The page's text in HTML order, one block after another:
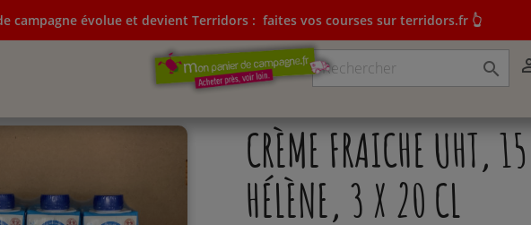
campagne évolue et devient Terridors : faites vos courses sur terridors.fr 👆

évolue et devient Terridors:faites vos courses sur terridors.fr 👆
CRÈME FRAICHE UHT,
HÉLÈNE, 3 X 20 CL